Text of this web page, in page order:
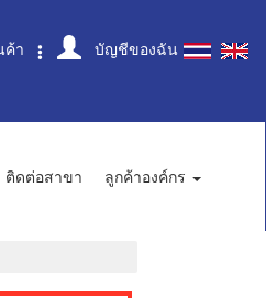
ค้า บัญชีของฉัน
ติดต่อสาขา
ลูกค้าองค์กร